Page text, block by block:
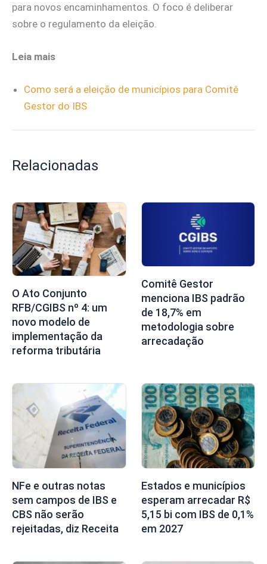
para novos encaminhamentos. O foco é deliberar
sobre o regulamento da eleição.
Leia mais
Como será a eleição de municípios para Comitê
Gestor do IBS
Relacionadas
O Ato Conjunto
RFB/CGIBS nº 4: um
novo modelo de
implementação da
reforma tributária
Comitê Gestor
menciona IBS padrão
de 18,7% em
metodologia sobre
arrecadação
NFe e outras notas
sem campos de IBS e
CBS não serão
rejeitadas, diz Receita
Estados e municípios
esperam arrecadar R$
5,15 bi com IBS de 0,1%
em 2027